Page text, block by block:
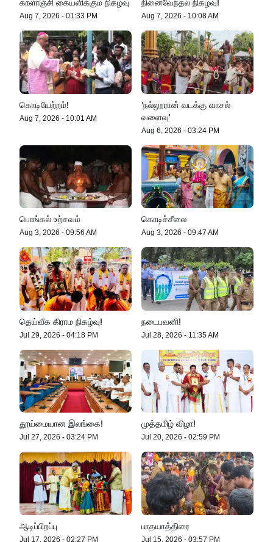
எல் நினோவை எதிர்கொள்ளத் தயாராக
வேண்டும்!
இலங்கை கடலில் தத்தளித்த இந்திய
மீனவர்கள் பாதுகாப்பாக மீட்பு!
ஸ்டோனிகிளிப் தோட்டத்தில் கம்பிப்
பொறியில் சிக்கிய சிறுத்தை
காளாஞ்சி கையளிக்கும் நிகழ்வு
Aug 7, 2026 - 01:33 PM
நினைவேந்தல் நிகழ்வு!
Aug 7, 2026 - 10:08 AM
கொடியேற்றம்!
Aug 7, 2026 - 10:01 AM
'நல்லூரான் வடக்கு வாசல்
வளைவு'
Aug 6, 2026 - 03:24 PM
பொங்கல் உற்சவம்
Aug 3, 2026 - 09:56 AM
கொடிச்சீலை
Aug 3, 2026 - 09:47 AM
தெய்வீக கிராம நிகழ்வு!
Jul 29, 2026 - 04:18 PM
நடைபவனி!
Jul 28, 2026 - 11:35 AM
தூய்மையான இலங்கை!
Jul 27, 2026 - 03:24 PM
முத்தமிழ் விழா!
Jul 20, 2026 - 02:59 PM
ஆடிப்பிறப்பு
Jul 17, 2026 - 02:27 PM
பாதயாத்திரை
Jul 15, 2026 - 03:57 PM